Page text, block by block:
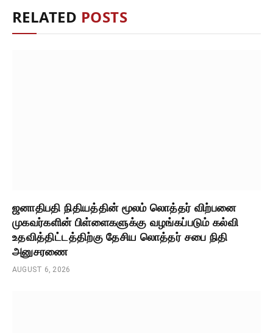
RELATED POSTS
ஜனாதிபதி நிதியத்தின் மூலம் லொத்தர் விற்பனை
முகவர்களின் பிள்ளைகளுக்கு வழங்கப்படும் கல்வி
உதவித்திட்டத்திற்கு தேசிய லொத்தர் சபை நிதி
அனுசரணை
AUGUST 6, 2026